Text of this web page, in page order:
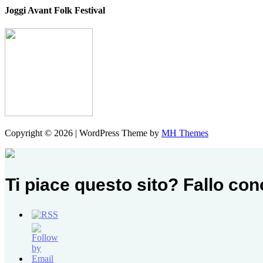
Joggi Avant Folk Festival
Copyright © 2026 | WordPress Theme by MH Themes
Ti piace questo sito? Fallo